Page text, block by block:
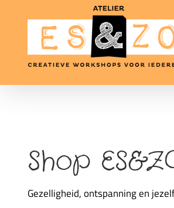
Shop
Gezelligheid, ontspanning en